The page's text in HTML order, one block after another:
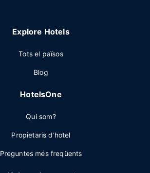
Explore Hotels
Tots el països
Blog
HotelsOne
Qui som?
Propietaris d’hotel
Preguntes més freqüents